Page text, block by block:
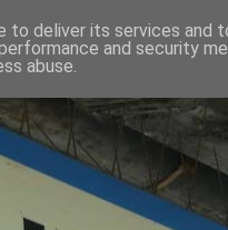
to deliver its services and
and security
abuse.